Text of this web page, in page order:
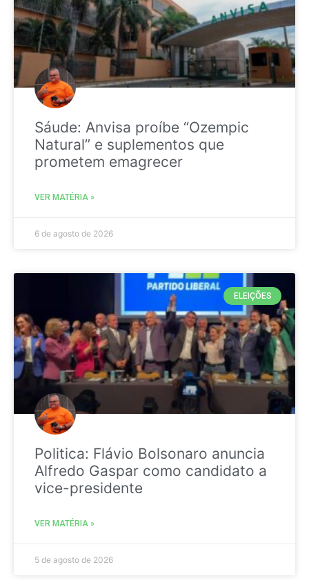
Sáude: Anvisa proíbe “Ozempic
Natural” e suplementos que
prometem emagrecer
VER MATÉRIA »
6 de agosto de 2026
ELEIÇÕES
Politica: Flávio Bolsonaro anuncia
Alfredo Gaspar como candidato a
vice-presidente
VER MATÉRIA »
5 de agosto de 2026